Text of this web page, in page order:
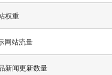
权重
网站流量
新闻更新数量